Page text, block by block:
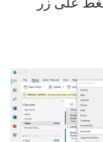
على زر